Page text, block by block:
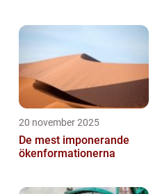
20 november 2025
De mest imponerande
ökenformationerna